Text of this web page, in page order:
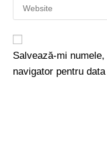
Salvează-mi
navigator pentru